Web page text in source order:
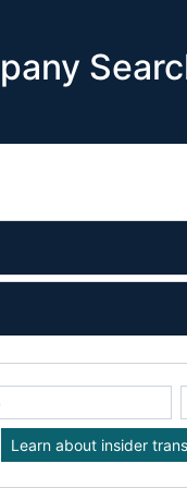
Learn about insider